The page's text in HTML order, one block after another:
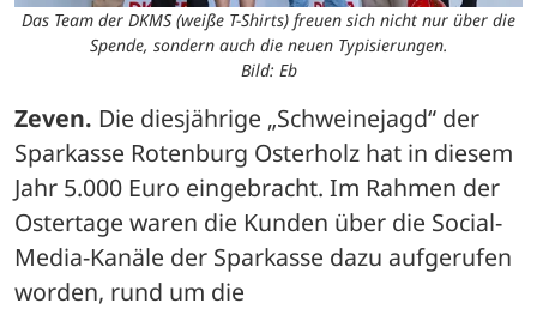
Das Team der DKMS (weiße T-Shirts) freuen sich nicht nur über die
Spende, sondern auch die neuen Typisierungen.
Bild: Eb
Zeven. Die diesjährige „Schweinejagd“ der
Sparkasse Rotenburg Osterholz hat in diesem
Jahr 5.000 Euro eingebracht. Im Rahmen der
Ostertage waren die Kunden über die Social-
Media-Kanäle der Sparkasse dazu aufgerufen
worden, rund um die